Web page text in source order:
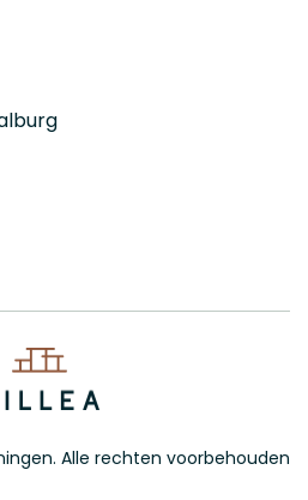
Alle rechten voorbehouden